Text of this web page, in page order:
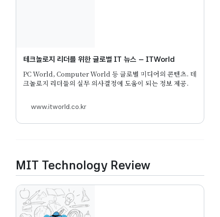
테크놀로지 리더를 위한 글로벌 IT 뉴스 – ITWorld
PC World, Computer World 등 글로벌 미디어의 콘텐츠. 테
크놀로지 리더들의 실무 의사결정에 도움이 되는 정보 제공.
www.itworld.co.kr
MIT Technology Review